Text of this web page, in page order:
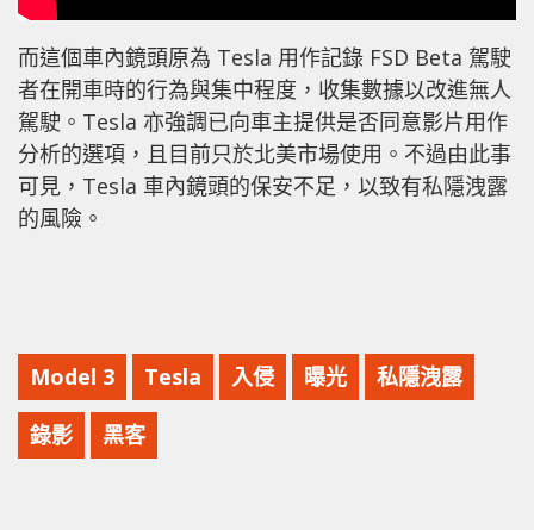
而這個車內鏡頭原為 Tesla 用作記錄 FSD Beta 駕駛
者在開車時的行為與集中程度，收集數據以改進無人
駕駛。Tesla 亦強調已向車主提供是否同意影片用作
分析的選項，且目前只於北美市場使用。不過由此事
可見，Tesla 車內鏡頭的保安不足，以致有私隱洩露
的風險。
Model 3 Tesla 入侵 曝光 私隱洩露
錄影 黑客